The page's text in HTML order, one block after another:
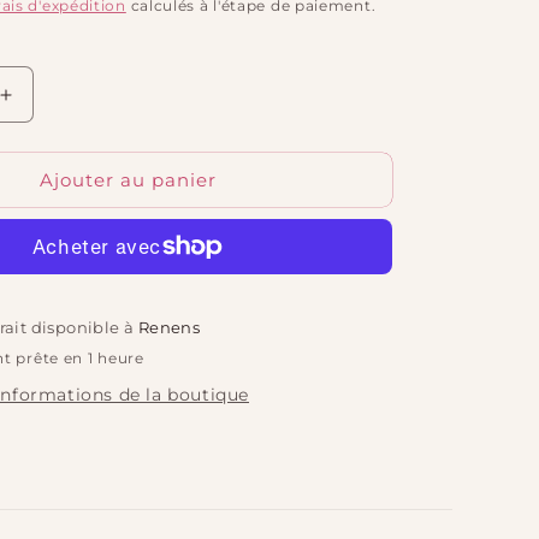
d'expédition calculés à l'étape de paiement.
Augmenter
la
quantité
Cookie
Luxe
Noix
de
Pécan
Ajouter au panier
disponible à Renens
prête en 1 heure
de la boutique